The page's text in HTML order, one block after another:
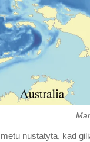
nustatyta, kad